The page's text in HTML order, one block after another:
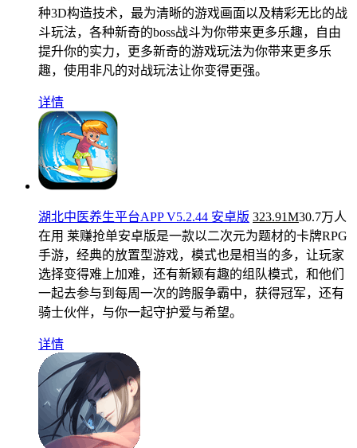
种3D构造技术，最为清晰的游戏画面以及精彩无比的战
斗玩法，各种新奇的boss战斗为你带来更多乐趣，自由
提升你的实力，更多新奇的游戏玩法为你带来更多乐
趣，使用非凡的对战玩法让你变得更强。
详情
湖北中医养生平台APP V5.2.44 安卓版 323.91M30.7万人
在用 莱赚抢单安卓版是一款以二次元为题材的卡牌RPG
手游，经典的放置型游戏，模式也是相当的多，让玩家
选择变得难上加难，还有新颖有趣的组队模式，和他们
一起去参与到每周一次的跨服争霸中，获得冠军，还有
骑士伙伴，与你一起守护爱与希望。
详情